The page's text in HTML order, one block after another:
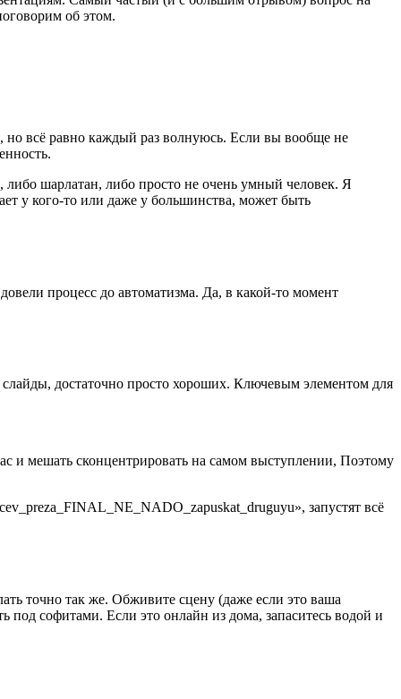
об этом.
всё равно каждый раз волнуюсь. Если вы вообще не
либо шарлатан, либо просто не очень умный человек. Я
у кого-то или даже у большинства, может быть
процесс до автоматизма. Да, в какой-то момент
достаточно просто хороших. Ключевым элементом для
и мешать сконцентрировать на самом выступлении, Поэтому
запустят всё
точно так же. Обживите сцену (даже если это ваша
под софитами. Если это онлайн из дома, запаситесь водой и